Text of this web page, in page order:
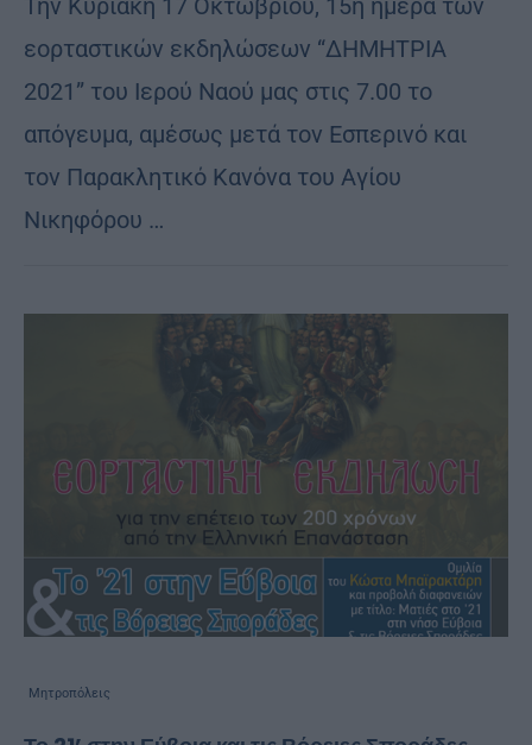
Την Κυριακή 17 Οκτωβρίου, 15η ημέρα των
εορταστικών εκδηλώσεων “ΔΗΜΗΤΡΙΑ
2021” του Ιερού Ναού μας στις 7.00 το
απόγευμα, αμέσως μετά τον Εσπερινό και
τον Παρακλητικό Κανόνα του Αγίου
Νικηφόρου …
Μητροπόλεις